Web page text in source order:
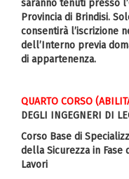
saranno tenuti presso
Provincia di Brindisi.
consentirà l’iscrizione
dell’Interno previa
di appartenenza.
QUARTO CORSO
DEGLI INGEGNERI DI
Corso Base di
della Sicurezza in Fase
Lavori